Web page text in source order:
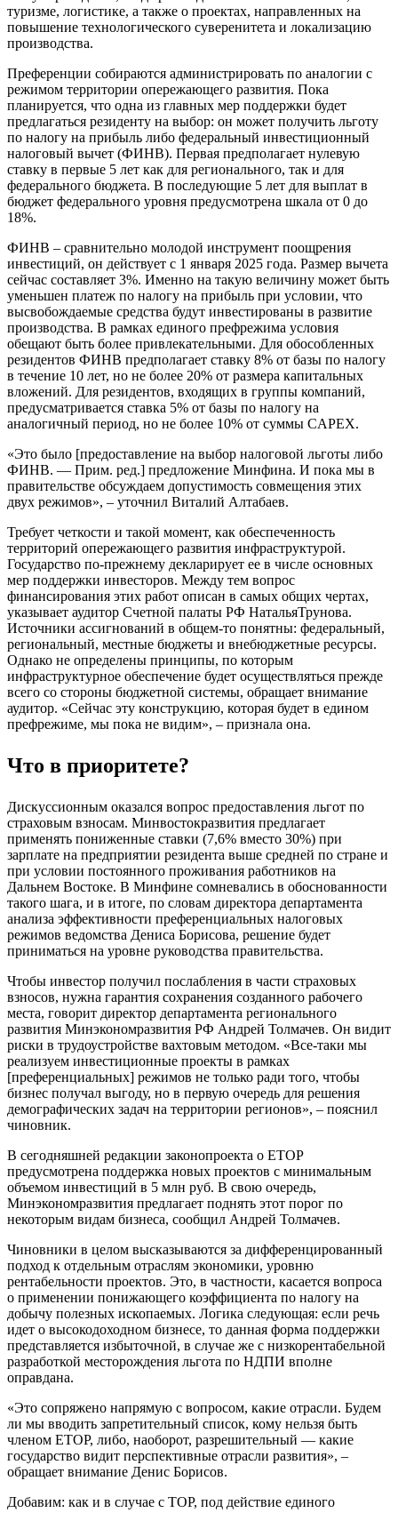
туризме, логистике, а также о проектах, направленных на
повышение технологического суверенитета и локализацию
производства.
Преференции собираются администрировать по аналогии с
режимом территории опережающего развития. Пока
планируется, что одна из главных мер поддержки будет
предлагаться резиденту на выбор: он может получить льготу
по налогу на прибыль либо федеральный инвестиционный
налоговый вычет (ФИНВ). Первая предполагает нулевую
ставку в первые 5 лет как для регионального, так и для
федерального бюджета. В последующие 5 лет для выплат в
бюджет федерального уровня предусмотрена шкала от 0 до
18%.
ФИНВ – сравнительно молодой инструмент поощрения
инвестиций, он действует с 1 января 2025 года. Размер вычета
сейчас составляет 3%. Именно на такую величину может быть
уменьшен платеж по налогу на прибыль при условии, что
высвобождаемые средства будут инвестированы в развитие
производства. В рамках единого префрежима условия
обещают быть более привлекательными. Для обособленных
резидентов ФИНВ предполагает ставку 8% от базы по налогу
в течение 10 лет, но не более 20% от размера капитальных
вложений. Для резидентов, входящих в группы компаний,
предусматривается ставка 5% от базы по налогу на
аналогичный период, но не более 10% от суммы CAPEX.
«Это было [предоставление на выбор налоговой льготы либо
ФИНВ. — Прим. ред.] предложение Минфина. И пока мы в
правительстве обсуждаем допустимость совмещения этих
двух режимов», – уточнил Виталий Алтабаев.
Требует четкости и такой момент, как обеспеченность
территорий опережающего развития инфраструктурой.
Государство по-прежнему декларирует ее в числе основных
мер поддержки инвесторов. Между тем вопрос
финансирования этих работ описан в самых общих чертах,
указывает аудитор Счетной палаты РФ НатальяТрунова.
Источники ассигнований в общем-то понятны: федеральный,
региональный, местные бюджеты и внебюджетные ресурсы.
Однако не определены принципы, по которым
инфраструктурное обеспечение будет осуществляться прежде
всего со стороны бюджетной системы, обращает внимание
аудитор. «Сейчас эту конструкцию, которая будет в едином
префрежиме, мы пока не видим», – признала она.
Что в приоритете?
Дискуссионным оказался вопрос предоставления льгот по
страховым взносам. Минвостокразвития предлагает
применять пониженные ставки (7,6% вместо 30%) при
зарплате на предприятии резидента выше средней по стране и
при условии постоянного проживания работников на
Дальнем Востоке. В Минфине сомневались в обоснованности
такого шага, и в итоге, по словам директора департамента
анализа эффективности преференциальных налоговых
режимов ведомства Дениса Борисова, решение будет
приниматься на уровне руководства правительства.
Чтобы инвестор получил послабления в части страховых
взносов, нужна гарантия сохранения созданного рабочего
места, говорит директор департамента регионального
развития Минэкономразвития РФ Андрей Толмачев. Он видит
риски в трудоустройстве вахтовым методом. «Все-таки мы
реализуем инвестиционные проекты в рамках
[преференциальных] режимов не только ради того, чтобы
бизнес получал выгоду, но в первую очередь для решения
демографических задач на территории регионов», – пояснил
чиновник.
В сегодняшней редакции законопроекта о ЕТОР
предусмотрена поддержка новых проектов с минимальным
объемом инвестиций в 5 млн руб. В свою очередь,
Минэкономразвития предлагает поднять этот порог по
некоторым видам бизнеса, сообщил Андрей Толмачев.
Чиновники в целом высказываются за дифференцированный
подход к отдельным отраслям экономики, уровню
рентабельности проектов. Это, в частности, касается вопроса
о применении понижающего коэффициента по налогу на
добычу полезных ископаемых. Логика следующая: если речь
идет о высокодоходном бизнесе, то данная форма поддержки
представляется избыточной, в случае же с низкорентабельной
разработкой месторождения льгота по НДПИ вполне
оправдана.
«Это сопряжено напрямую с вопросом, какие отрасли. Будем
ли мы вводить запретительный список, кому нельзя быть
членом ЕТОР, либо, наоборот, разрешительный — какие
государство видит перспективные отрасли развития», –
обращает внимание Денис Борисов.
Добавим: как и в случае с ТОР, под действие единого